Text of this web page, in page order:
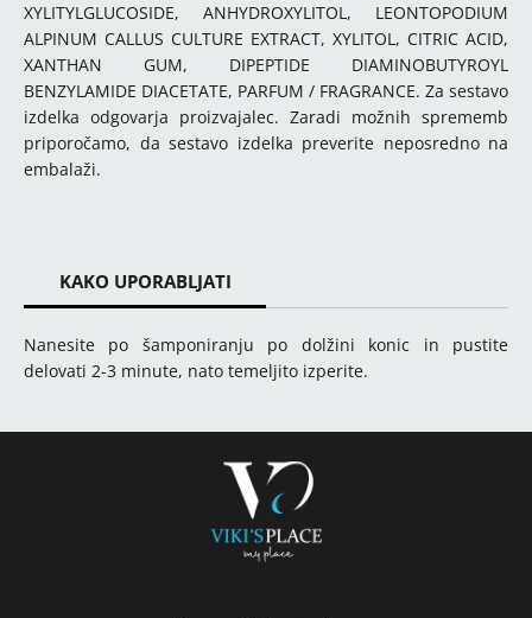
XYLITYLGLUCOSIDE, ANHYDROXYLITOL, LEONTOPODIUM
ALPINUM CALLUS CULTURE EXTRACT, XYLITOL, CITRIC ACID,
XANTHAN GUM, DIPEPTIDE DIAMINOBUTYROYL
BENZYLAMIDE DIACETATE, PARFUM / FRAGRANCE. Za sestavo
izdelka odgovarja proizvajalec. Zaradi možnih sprememb
priporočamo, da sestavo izdelka preverite neposredno na
embalaži.
KAKO UPORABLJATI
Nanesite po šamponiranju po dolžini konic in pustite
delovati 2-3 minute, nato temeljito izperite.